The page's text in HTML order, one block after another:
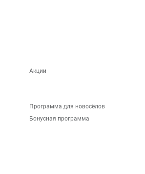
Акции
Программа для новосёлов
Бонусная программа